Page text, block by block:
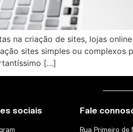
na criação de sites, lojas
sites simples ou complexos
[…]
sociais Fale
Rua Primeiro de